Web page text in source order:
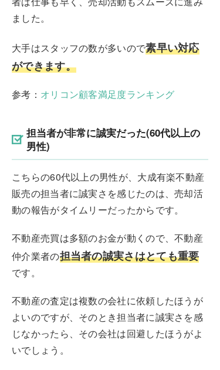
ました。
大手はスタッフの数が多いので素早い対応
ができます。
参考： オリコン顧客満足度ランキング
担当者が非常に誠実だった(60代以上の
男性)
こちらの60代以上の男性が、大成有楽不動産
販売の担当者に誠実さを感じたのは、売却活
動の報告がタイムリーだったからです。
不動産売買は多額のお金が動くので、不動産
仲介業者の担当者の誠実さはとても重要
です。
不動産の査定は複数の会社に依頼したほうが
よいのですが、そのとき担当者に誠実さを感
じなかったら、その会社は回避したほうがよ
いでしょう。